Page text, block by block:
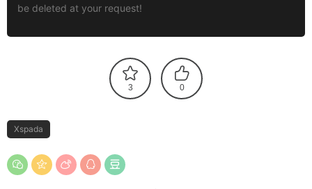
be deleted at your request!
3 0
Xspada